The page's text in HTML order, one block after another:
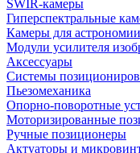
SWIR-камеры
Гиперспектральные
Камеры для астрономии
Модули усилителя
Аксессуары
Системы
Пьезомеханика
Опорно-поворотные
Моторизированные
Ручные позиционеры
Актуаторы и